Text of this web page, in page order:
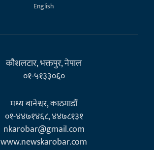
English
कौशलटार, भक्तपुर, नेपाल
०१-५१३३०६०
मध्य बानेश्वर, काठमाडौँ
०१-४४७१४६८, ४४७८१३१
nkarobar@gmail.com
www.newskarobar.com